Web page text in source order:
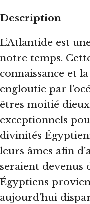
Description
L’Atlantide est
notre temps.
connaissance et
engloutie par
êtres moitié
exceptionnels
divinités
leurs âmes afin
seraient devenus
Égyptiens
aujourd’hui